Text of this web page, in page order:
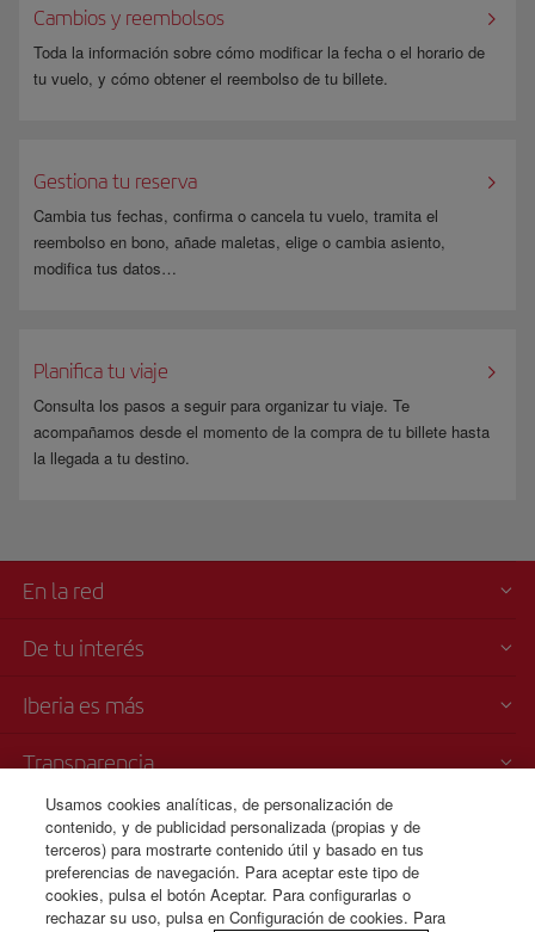
Cambios y reembolsos
Toda la información sobre cómo modificar la fecha o el horario de
tu vuelo, y cómo obtener el reembolso de tu billete.
Gestiona tu reserva
Cambia tus fechas, confirma o cancela tu vuelo, tramita el
reembolso en bono, añade maletas, elige o cambia asiento,
modifica tus datos…
Planifica tu viaje
Consulta los pasos a seguir para organizar tu viaje. Te
acompañamos desde el momento de la compra de tu billete hasta
la llegada a tu destino.
En la red
De tu interés
Iberia es más
Transparencia
Venta telefónica
+52 55 69 52 89 25
Ciudad de Mexico
Lunes a domingo 00:00 - 24:00 horas ( español e inglés).
Usamos cookies analíticas, de personalización de
contenido, y de publicidad personalizada (propias y de
terceros) para mostrarte contenido útil y basado en tus
preferencias de navegación. Para aceptar este tipo de
cookies, pulsa el botón Aceptar. Para configurarlas o
rechazar su uso, pulsa en Configuración de cookies. Para